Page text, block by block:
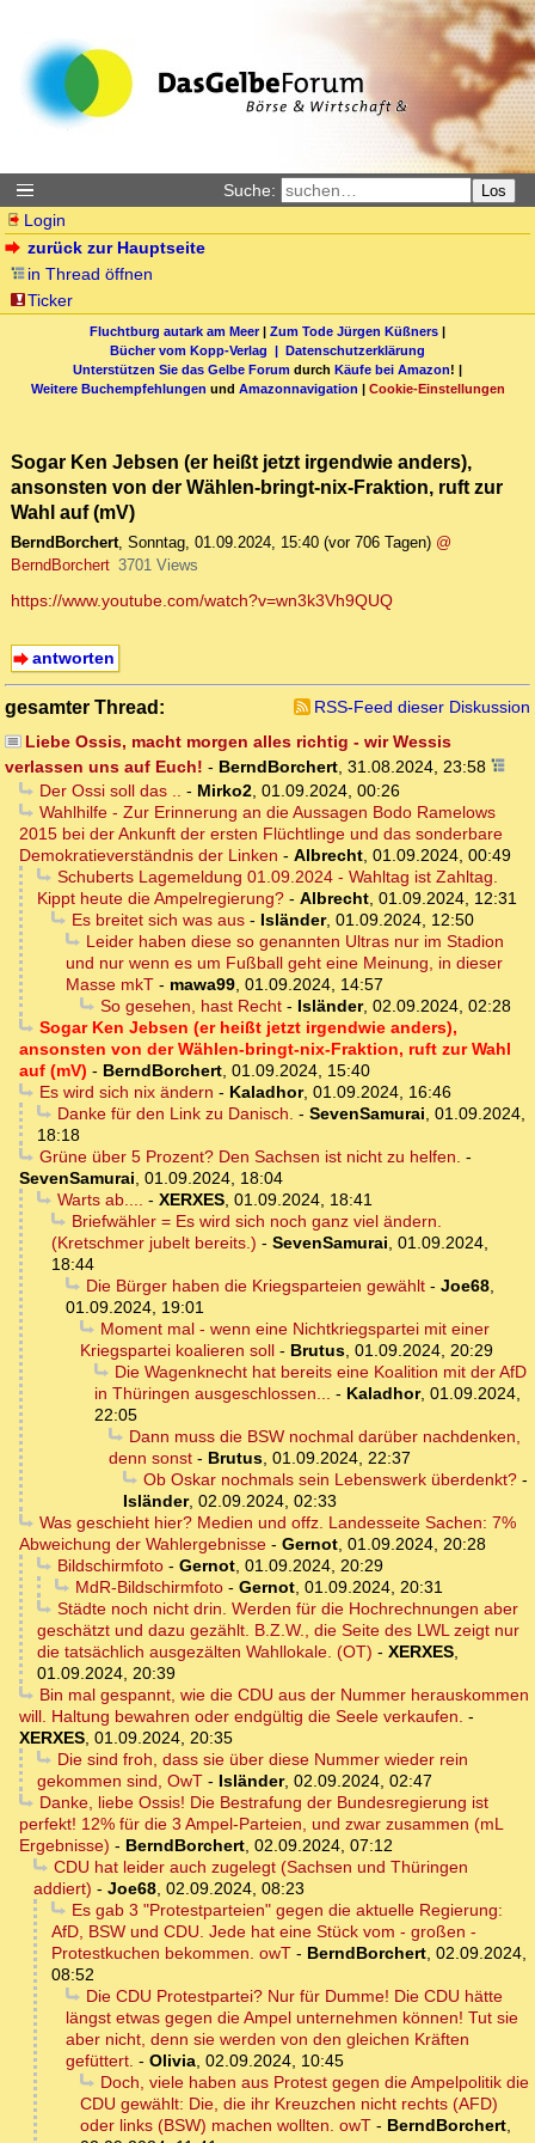
Suche: Los
Login
zurück zur Hauptseite
in Thread öffnen
Ticker
Fluchtburg autark am Meer| Zum Tode Jürgen Küßners |
Bücher vom Kopp-Verlag | Datenschutzerklärung
Unterstützen Sie das Gelbe Forum durch Käufe bei Amazon! |
Weitere Buchempfehlungen und Amazonnavigation | Cookie-Einstellungen
Sogar Ken Jebsen (er heißt jetzt irgendwie anders),
ansonsten von der Wählen-bringt-nix-Fraktion, ruft zur
Wahl auf (mV)
BerndBorchert, Sonntag, 01.09.2024, 15:40 (vor 706 Tagen) @
BerndBorchert 3701 Views
https://www.youtube.com/watch?v=wn3k3Vh9QUQ
antworten
gesamter Thread:
RSS-Feed dieser Diskussion
Liebe Ossis, macht morgen alles richtig - wir Wessis
verlassen uns auf Euch! - BerndBorchert, 31.08.2024, 23:58
Der Ossi soll das .. - Mirko2, 01.09.2024, 00:26
Wahlhilfe - Zur Erinnerung an die Aussagen Bodo Ramelows
2015 bei der Ankunft der ersten Flüchtlinge und das sonderbare
Demokratieverständnis der Linken - Albrecht, 01.09.2024, 00:49
Schuberts Lagemeldung 01.09.2024 - Wahltag ist Zahltag.
Kippt heute die Ampelregierung? - Albrecht, 01.09.2024, 12:31
Es breitet sich was aus- Isländer, 01.09.2024, 12:50
Leider haben diese so genannten Ultras nur im Stadion
und nur wenn es um Fußball geht eine Meinung, in dieser
Masse mkT - mawa99, 01.09.2024, 14:57
So gesehen, hast Recht- Isländer, 02.09.2024, 02:28
Sogar Ken Jebsen (er heißt jetzt irgendwie anders),
ansonsten von der Wählen-bringt-nix-Fraktion, ruft zur Wahl
auf (mV) - BerndBorchert, 01.09.2024, 15:40
Es wird sich nix ändern - Kaladhor, 01.09.2024, 16:46
Danke für den Link zu Danisch. - SevenSamurai, 01.09.2024,
18:18
Grüne über 5 Prozent? Den Sachsen ist nicht zu helfen. -
SevenSamurai, 01.09.2024, 18:04
Warts ab.... - XERXES, 01.09.2024, 18:41
Briefwähler = Es wird sich noch ganz viel ändern.
(Kretschmer jubelt bereits.) - SevenSamurai, 01.09.2024,
18:44
Die Bürger haben die Kriegsparteien gewählt- Joe68,
01.09.2024, 19:01
Moment mal - wenn eine Nichtkriegspartei mit einer
Kriegspartei koalieren soll - Brutus, 01.09.2024, 20:29
Die Wagenknecht hat bereits eine Koalition mit der AfD
in Thüringen ausgeschlossen... - Kaladhor, 01.09.2024,
22:05
Dann muss die BSW nochmal darüber nachdenken,
denn sonst - Brutus, 01.09.2024, 22:37
Ob Oskar nochmals sein Lebenswerk überdenkt?-
Isländer, 02.09.2024, 02:33
Was geschieht hier? Medien und offz. Landesseite Sachen: 7%
Abweichung der Wahlergebnisse - Gernot, 01.09.2024, 20:28
Bildschirmfoto- Gernot, 01.09.2024, 20:29
MdR-Bildschirmfoto- Gernot, 01.09.2024, 20:31
Städte noch nicht drin. Werden für die Hochrechnungen aber
geschätzt und dazu gezählt. B.Z.W., die Seite des LWL zeigt nur
die tatsächlich ausgezälten Wahllokale. (OT) - XERXES,
01.09.2024, 20:39
Bin mal gespannt, wie die CDU aus der Nummer herauskommen
will. Haltung bewahren oder endgültig die Seele verkaufen. -
XERXES, 01.09.2024, 20:35
Die sind froh, dass sie über diese Nummer wieder rein
gekommen sind, OwT - Isländer, 02.09.2024, 02:47
Danke, liebe Ossis! Die Bestrafung der Bundesregierung ist
perfekt! 12% für die 3 Ampel-Parteien, und zwar zusammen (mL
Ergebnisse) - BerndBorchert, 02.09.2024, 07:12
CDU hat leider auch zugelegt (Sachsen und Thüringen
addiert) - Joe68, 02.09.2024, 08:23
Es gab 3 "Protestparteien" gegen die aktuelle Regierung:
AfD, BSW und CDU. Jede hat eine Stück vom - großen -
Protestkuchen bekommen. owT - BerndBorchert, 02.09.2024,
08:52
Die CDU Protestpartei? Nur für Dumme! Die CDU hätte
längst etwas gegen die Ampel unternehmen können! Tut sie
aber nicht, denn sie werden von den gleichen Kräften
gefüttert. - Olivia, 02.09.2024, 10:45
Doch, viele haben aus Protest gegen die Ampelpolitik die
CDU gewählt: Die, die ihr Kreuzchen nicht rechts (AFD)
oder links (BSW) machen wollten. owT - BerndBorchert,